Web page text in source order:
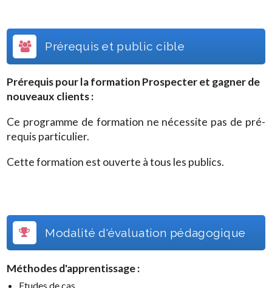
Prérequis et public cible
Prérequis pour la formation Prospecter et gagner de
nouveaux clients:
Ce programme de formation ne nécessite pas de pré-
requis particulier.
Cette formation est ouverte à tous les publics.
Modalité d'évaluation pédagogique
Méthodes d'apprentissage :
Etudes de cas